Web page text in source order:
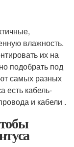
влажность.
их на
подобрать под
самых разных
есть кабель-
и кабели .